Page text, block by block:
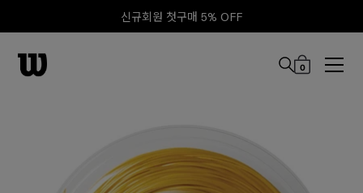
신규회원 첫구매 5% OFF
0